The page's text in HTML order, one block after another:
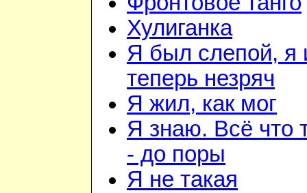
Хулиганка
Я был слепой, я
теперь незряч
Я жил, как мог
Я знаю. Всё что
- до поры
Я не такая